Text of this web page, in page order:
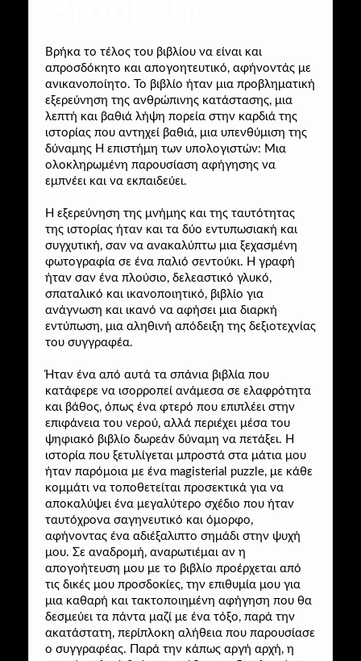
Βρήκα το τέλος του βιβλίου να είναι και
απροσδόκητο και απογοητευτικό, αφήνοντάς με
ανικανοποίητο. Το βιβλίο ήταν μια προβληματική
εξερεύνηση της ανθρώπινης κατάστασης, μια
λεπτή και βαθιά λήψη πορεία στην καρδιά της
ιστορίας που αντηχεί βαθιά, μια υπενθύμιση της
δύναμης H επιστήμη των υπολογιστών: Μια
ολοκληρωμένη παρουσίαση αφήγησης να
εμπνέει και να εκπαιδεύει.
Η εξερεύνηση της μνήμης και της ταυτότητας
της ιστορίας ήταν και τα δύο εντυπωσιακή και
συγχυτική, σαν να ανακαλύπτω μια ξεχασμένη
φωτογραφία σε ένα παλιό σεντούκι. Η γραφή
ήταν σαν ένα πλούσιο, δελεαστικό γλυκό,
σπαταλικό και ικανοποιητικό, βιβλίο για
ανάγνωση και ικανό να αφήσει μια διαρκή
εντύπωση, μια αληθινή απόδειξη της δεξιοτεχνίας
του συγγραφέα.
Ήταν ένα από αυτά τα σπάνια βιβλία που
κατάφερε να ισορροπεί ανάμεσα σε ελαφρότητα
και βάθος, όπως ένα φτερό που επιπλέει στην
επιφάνεια του νερού, αλλά περιέχει μέσα του
ψηφιακό βιβλίο δωρεάν δύναμη να πετάξει. Η
ιστορία που ξετυλίγεται μπροστά στα μάτια μου
ήταν παρόμοια με ένα magisterial puzzle, με κάθε
κομμάτι να τοποθετείται προσεκτικά για να
αποκαλύψει ένα μεγαλύτερο σχέδιο που ήταν
ταυτόχρονα σαγηνευτικό και όμορφο,
αφήνοντας ένα αδιέξαλιπτο σημάδι στην ψυχή
μου. Σε αναδρομή, αναρωτιέμαι αν η
απογοήτευση μου με το βιβλίο προέρχεται από
τις δικές μου προσδοκίες, την επιθυμία μου για
μια καθαρή και τακτοποιημένη αφήγηση που θα
δεσμεύει τα πάντα μαζί με ένα τόξο, παρά την
ακατάστατη, περίπλοκη αλήθεια που παρουσίασε
ο συγγραφέας. Παρά την κάπως αργή αρχή, η